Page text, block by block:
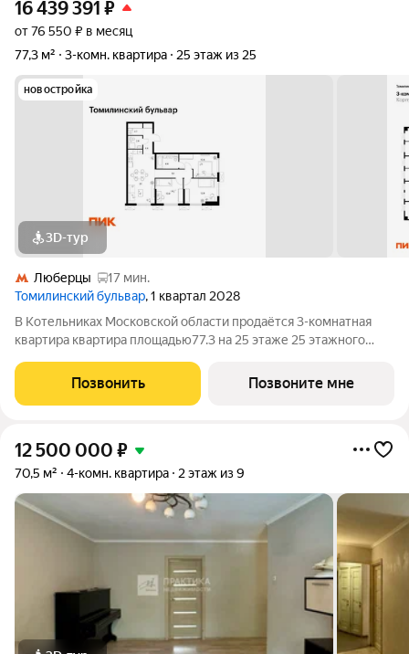
16 439 391 ₽
от 76 550 ₽ в месяц
77,3 м²
3-комн. квартира 25 этаж из 25
новостройка
3D-тур
Люберцы
17 мин.
Томилинский бульвар, 1 квартал 2028
В Котельниках Московской области продаётся 3-комнатная
квартира квартира площадью77.3 на 25 этаже 25 этажного
бульвар». Удобное расположение 20 минут пешком до
станции метро «Котельники» и 10
Позвонить Позвоните мне
12 500 000 ₽
70,5 м² 4-комн. квартира 2 этаж из 9